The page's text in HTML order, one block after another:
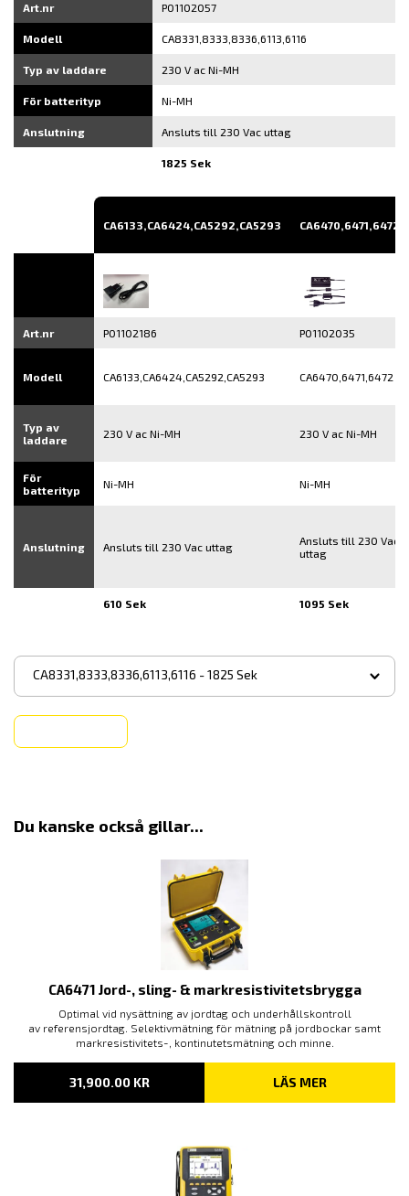
Art.nr P01102057
Modell CA8331,8333,8336,6113,6116
Typ av laddare 230 V ac Ni-MH
För batterityp Ni-MH
Anslutning Ansluts till 230 Vac uttag
1825 Sek
CA6133,CA6424,CA5292,CA5293 CA6470,6471,6472
Art.nr P01102186 P01102035
Modell CA6133,CA6424,CA5292,CA5293 CA6470,6471,6472
Typ av
laddare
230 V ac Ni-MH 230 V ac Ni-MH
För
batterityp
Ni-MH Ni-MH
Anslutning Ansluts till 230 Vac uttag
Ansluts till 230 Vac
uttag
610 Sek 1095 Sek
CA8331,8333,8336,6113,6116 - 1825 Sek
▾
Du kanske också gillar...
CA6471 Jord-, sling- & markresistivitetsbrygga
Optimal vid nysättning av jordtag och underhållskontroll
av referensjordtag. Selektivmätning för mätning på jordbockar samt
markresistivitets-, kontinutetsmätning och minne.
31,900.00 KR LÄS MER